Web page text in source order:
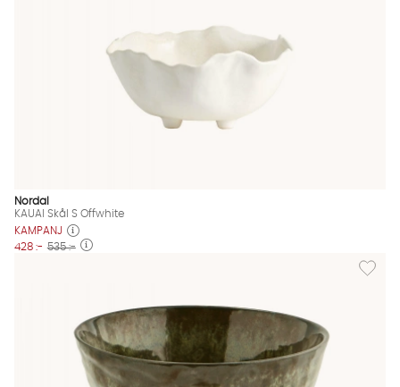
Nordal
KAUAI Skål S Offwhite
KAMPANJ
428 :- 535 :-
Lägg